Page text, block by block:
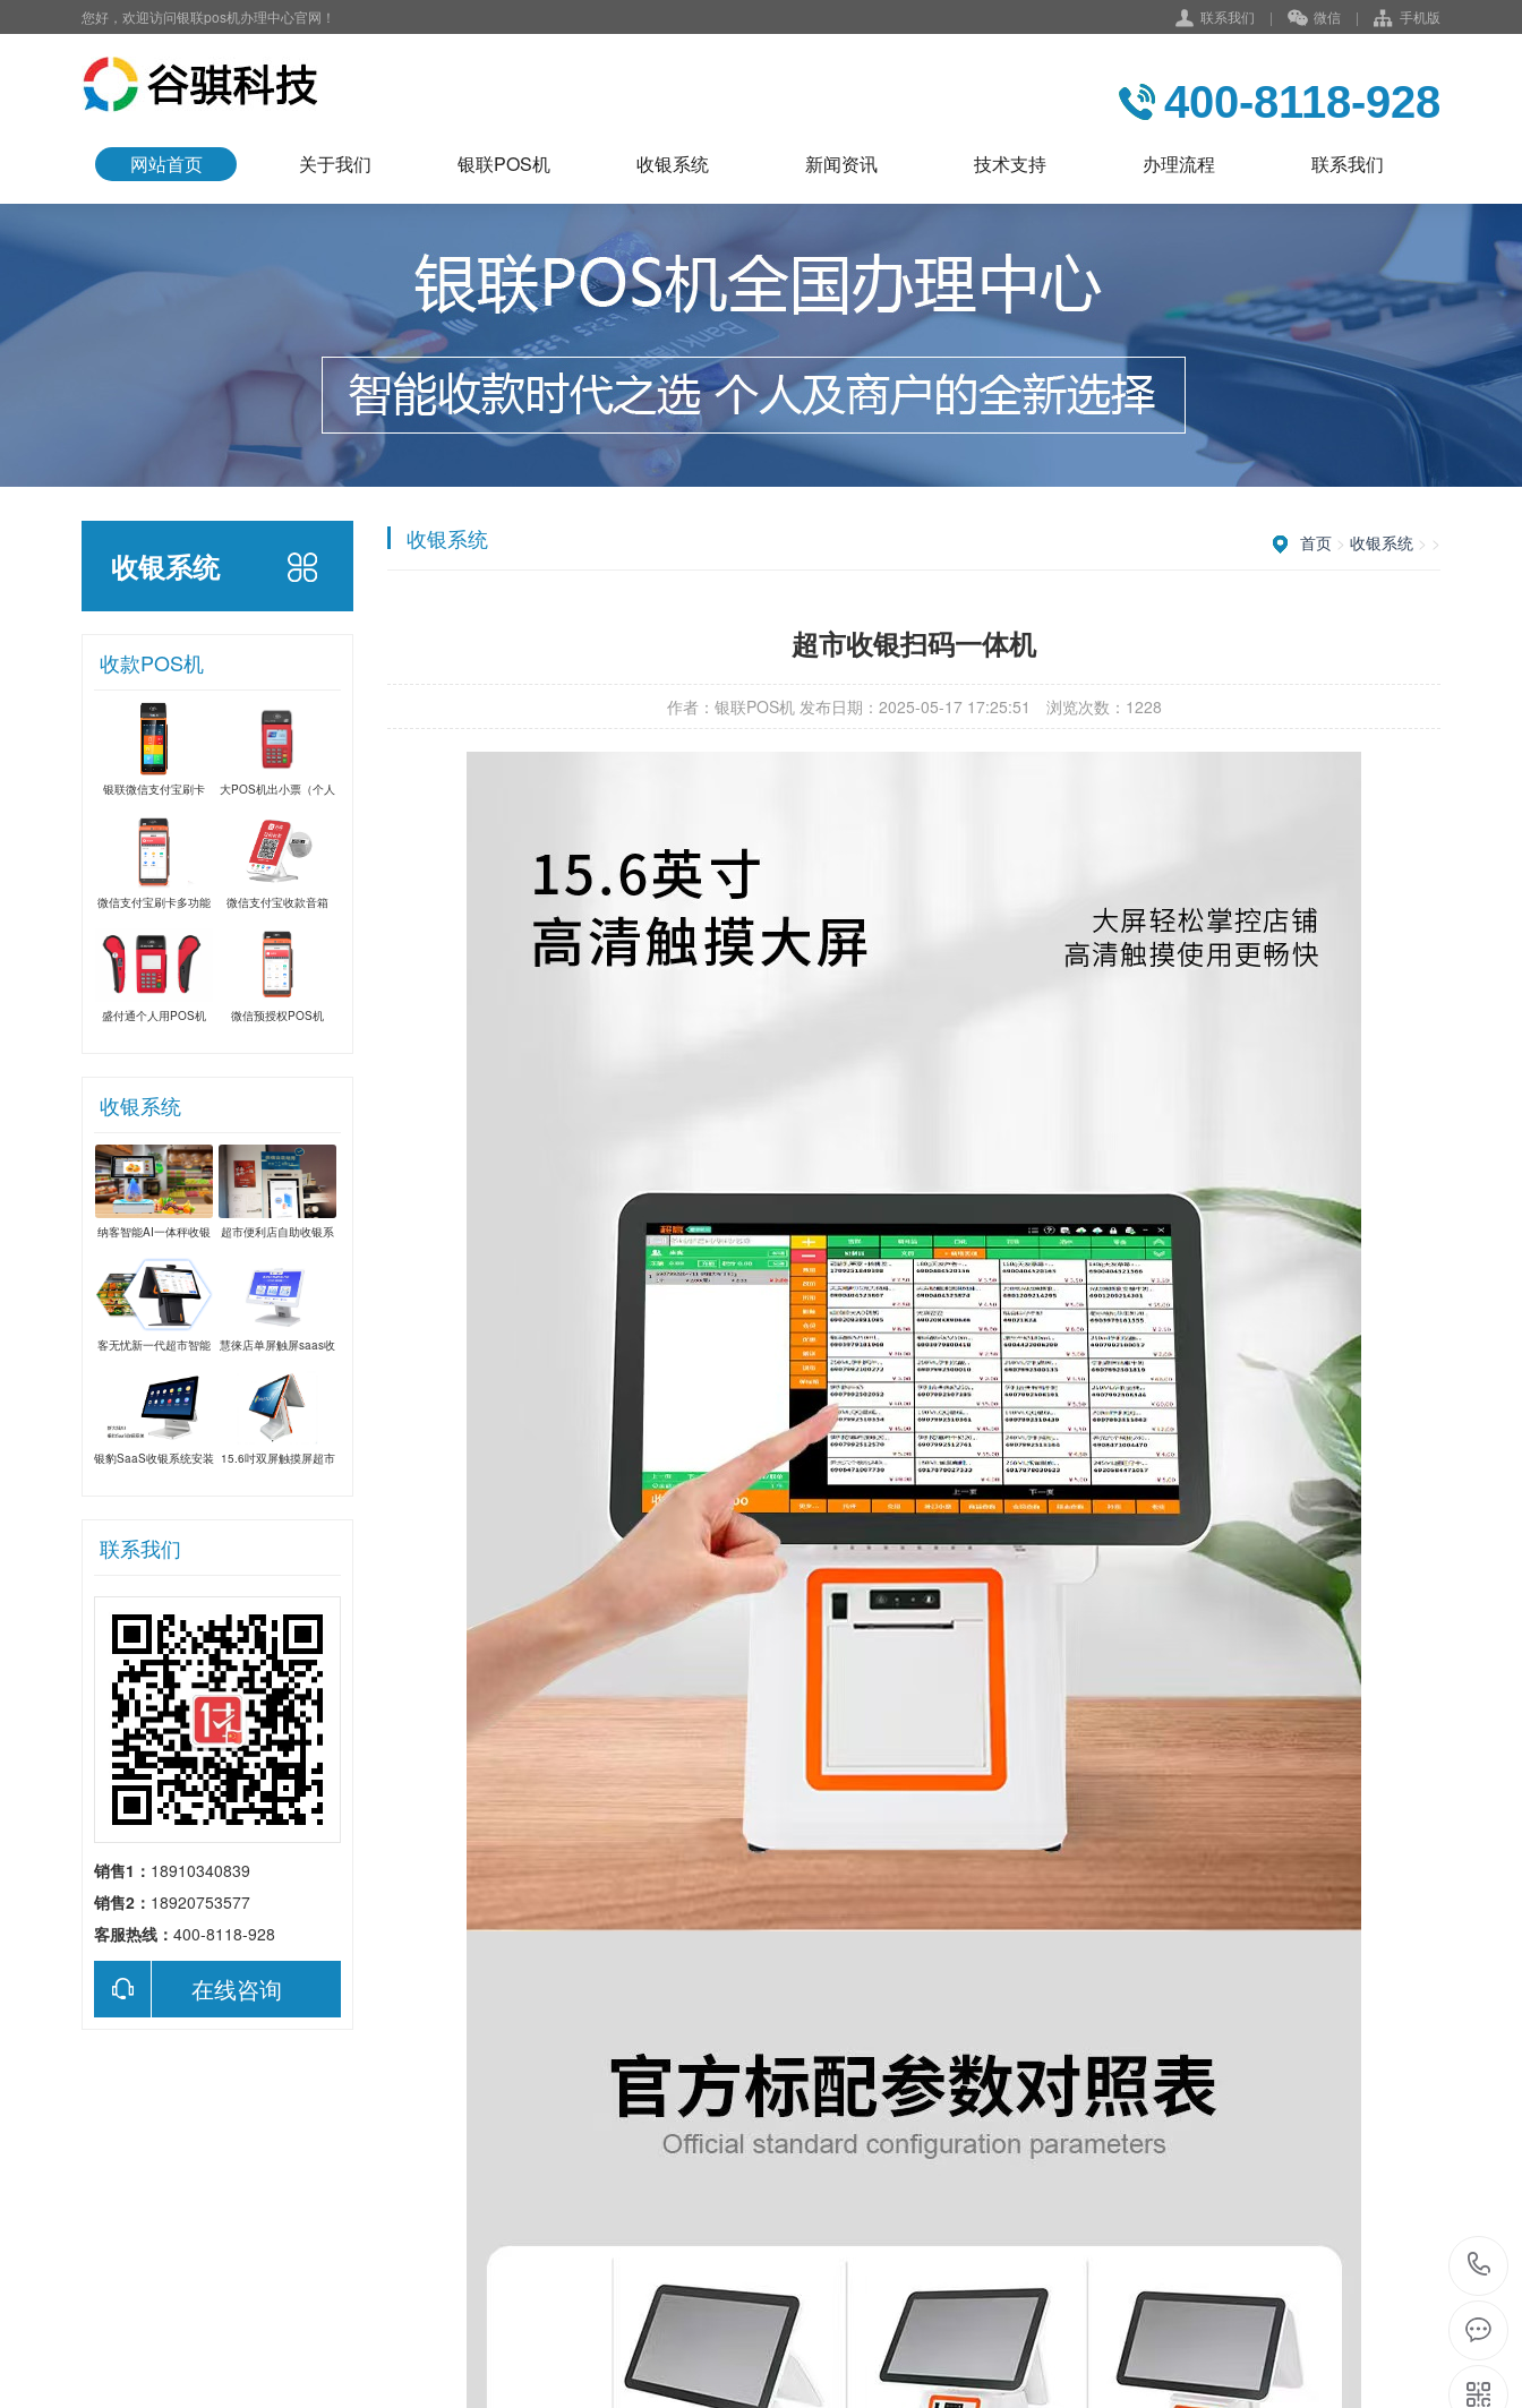
联系我们 | 微信 | 手机版
您好，欢迎访问银联pos机办理中心官网！
400-8118-928
网站首页 关于我们 银联POS机 收银系统 新闻资讯 技术支持 办理流程 联系我们
收银系统
收款POS机
银联微信支付宝刷卡
POS机
大POS机出小票（个人
用）
微信支付宝刷卡多功能
微信支付宝收款音箱
盛付通个人用POS机 微信预授权POS机
收银系统
纳客智能AI一体秤收银
系统
超市便利店自助收银系
客无忧新一代超市智能 慧徕店单屏触屏saas收
银系统
银豹SaaS收银系统安装 15.6吋双屏触摸屏超市
联系我们
销售1： 18910340839
销售2： 18920753577
客服热线： 400-8118-928
在线咨询
首页 > 收银系统 > >
收银系统
超市收银扫码一体机
作者：银联POS机 发布日期：2025-05-17 17:25:51 浏览次数：1228